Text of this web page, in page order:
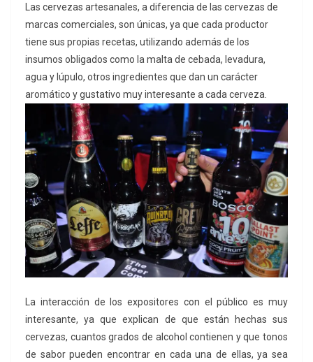
Las cervezas artesanales, a diferencia de las cervezas de
marcas comerciales, son únicas, ya que cada productor
tiene sus propias recetas, utilizando además de los
insumos obligados como la malta de cebada, levadura,
agua y lúpulo, otros ingredientes que dan un carácter
aromático y gustativo muy interesante a cada cerveza.
La interacción de los expositores con el público es muy
interesante, ya que explican de que están hechas sus
cervezas, cuantos grados de alcohol contienen y que tonos
de sabor pueden encontrar en cada una de ellas, ya sea